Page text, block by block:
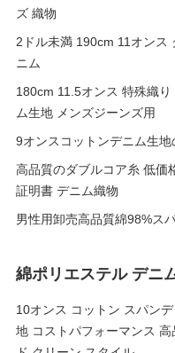
ズ 織物
2ドル未満 190cm 11オンス
ニム
180cm 11.5オンス 特殊織
ム生地 メンズジーンズ用
9オンスコットンデニム生
高品質のダブルコア糸 低価
証明書 デニム織物
男性用卸売高品質綿98%ス
綿ポリエステル デニ
10オンス コットン スパン
地 コストパフォーマンス